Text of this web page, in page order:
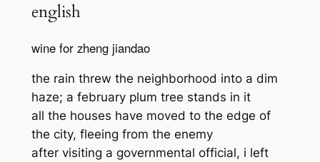
english
wine for zheng jiandao
the rain threw the neighborhood into a dim
haze; a february plum tree stands in it
all the houses have moved to the edge of
the city, fleeing from the enemy
after visiting a governmental official, i left